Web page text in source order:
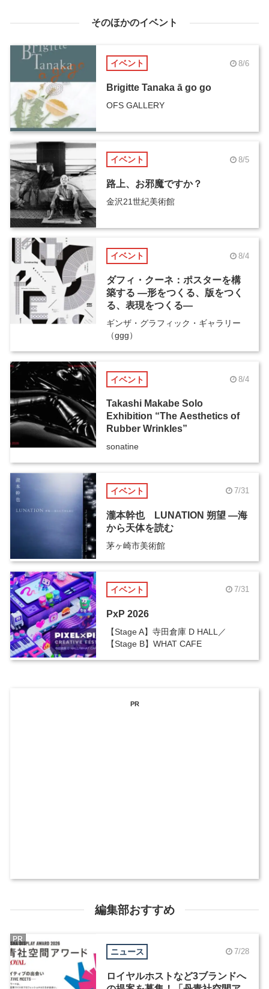
そのほかのイベント
イベント 8/6
Brigitte Tanaka ā go go
OFS GALLERY
イベント 8/5
路上、お邪魔ですか？
金沢21世紀美術館
イベント 8/4
ダフィ・クーネ：ポスターを構
築する ―形をつくる、版をつく
る、表現をつくる―
ギンザ・グラフィック・ギャラリー
（ggg）
イベント 8/4
Takashi Makabe Solo
Exhibition “The Aesthetics of
Rubber Wrinkles”
sonatine
イベント 7/31
瀧本幹也 LUNATION 朔望 ―海
から天体を読む
茅ヶ崎市美術館
イベント 7/31
PxP 2026
【Stage A】寺田倉庫 D HALL／
【Stage B】WHAT CAFE
PR
編集部おすすめ
ニュース 7/28
ロイヤルホストなど3ブランドへ
PR